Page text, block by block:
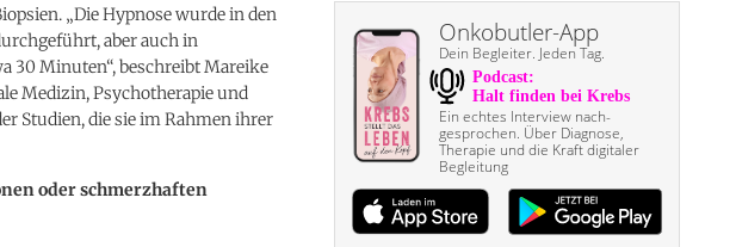
„Die Hypnose wurde in den
aber auch in
30 Minuten“, beschreibt Mareike
Medizin, Psychotherapie und
Studien, die sie im Rahmen ihrer
oder schmerzhaften
Onkobutler-App
Dein Begleiter. Jeden Tag.
Ein echtes Interview nach­
gesprochen. Über Diagnose,
Therapie und die Kraft digitaler
Begleitung